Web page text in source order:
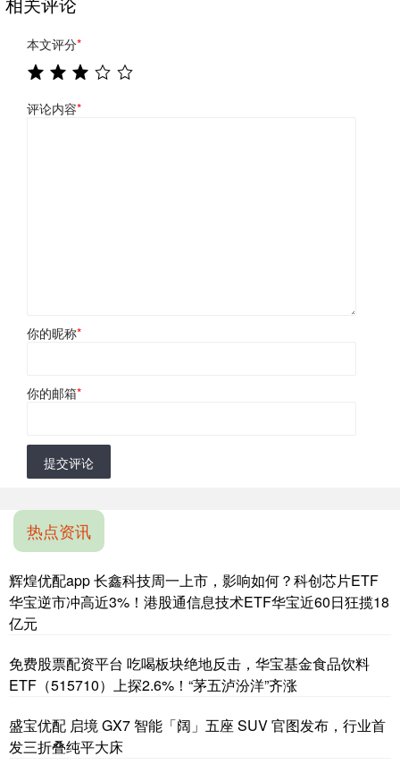
本文评分*
评论内容*
你的昵称*
你的邮箱*
提交评论
热点资讯
辉煌优配app 长鑫科技周一上市，影响如何？科创芯片ETF
华宝逆市冲高近3%！港股通信息技术ETF华宝近60日狂揽18
亿元
免费股票配资平台 吃喝板块绝地反击，华宝基金食品饮料
ETF（515710）上探2.6%！“茅五泸汾洋”齐涨
盛宝优配 启境 GX7 智能「阔」五座 SUV 官图发布，行业首
发三折叠纯平大床